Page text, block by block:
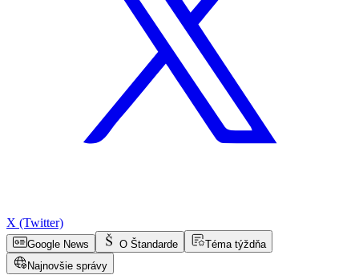
X (Twitter)
Google News O Štandarde
Téma týždňa
Najnovšie správy